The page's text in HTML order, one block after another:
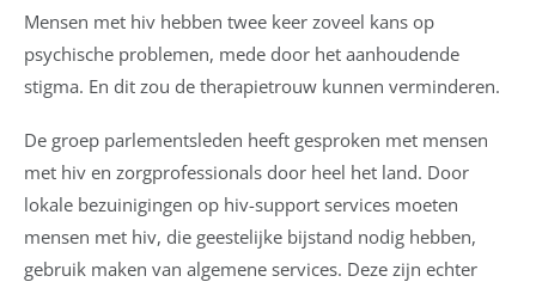
Mensen met hiv hebben twee keer zoveel kans op
psychische problemen, mede door het aanhoudende
stigma. En dit zou de therapietrouw kunnen verminderen.
De groep parlementsleden heeft gesproken met mensen
met hiv en zorgprofessionals door heel het land. Door
lokale bezuinigingen op hiv-support services moeten
mensen met hiv, die geestelijke bijstand nodig hebben,
gebruik maken van algemene services. Deze zijn echter